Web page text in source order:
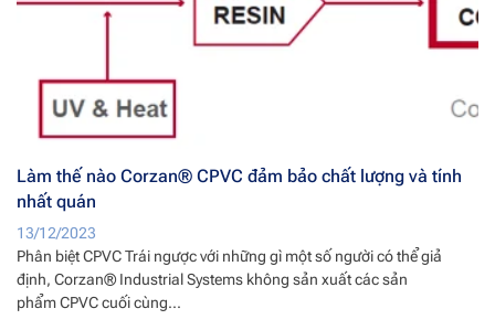
Làm thế nào Corzan® CPVC đảm bảo chất lượng và tính
nhất quán
13/12/2023
Phân biệt CPVC Trái ngược với những gì một số người có thể giả
định, Corzan® Industrial Systems không sản xuất các sản
phẩm CPVC cuối cùng...